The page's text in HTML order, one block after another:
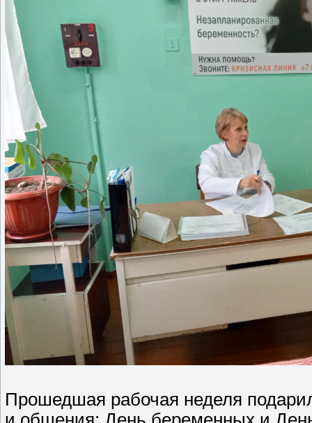
⁣Прошедшая рабочая неделя